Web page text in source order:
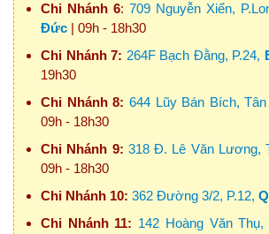
Chi Nhánh 6: 709 Nguyễn Xiển,
Đức | 09h - 18h30
Chi Nhánh 7: 264F Bạch Đằng, P.24,
19h30
Chi Nhánh 8: 644 Lũy Bán Bích, Tân
09h - 18h30
Chi Nhánh 9: 318 Đ. Lê Văn Lương,
09h - 18h30
Chi Nhánh 10: 362 Đường 3/2, P.12,
Chi Nhánh 11: 142 Hoàng Văn Thụ,